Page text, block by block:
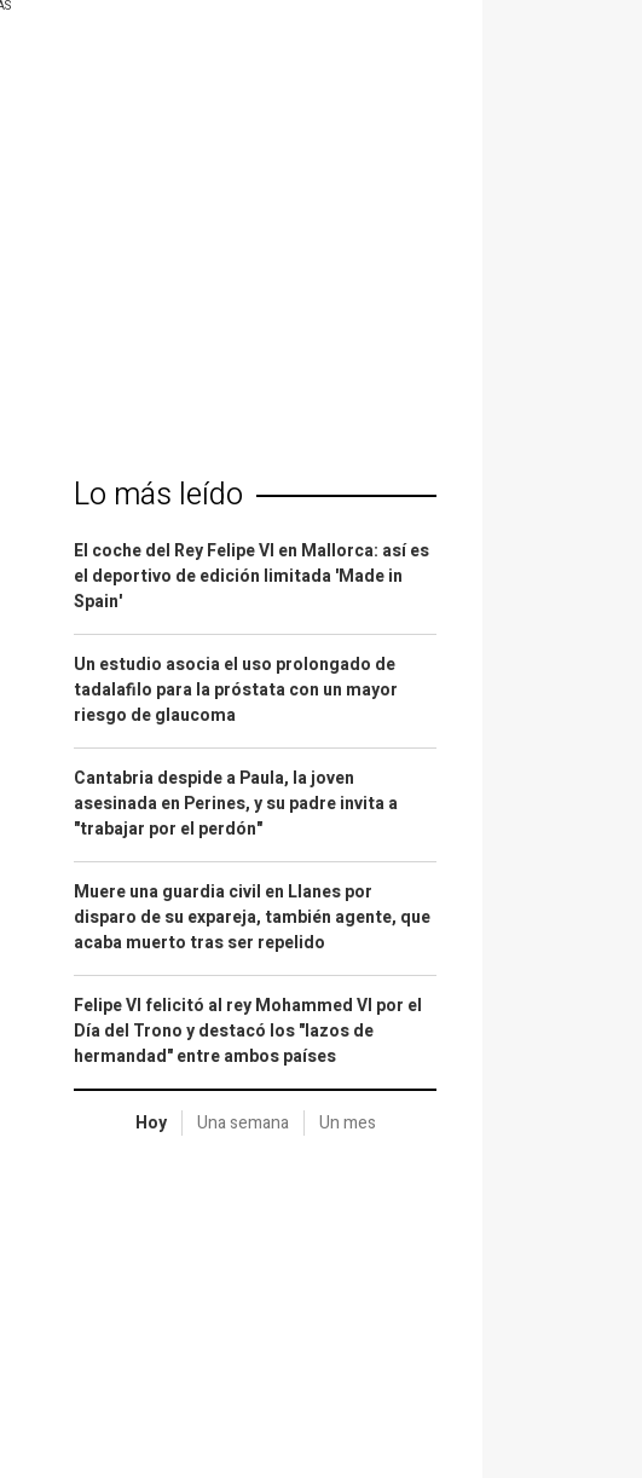
Lo más leído
El coche del Rey Felipe VI en Mallorca: así es
el deportivo de edición limitada 'Made in
Spain'
Un estudio asocia el uso prolongado de
tadalafilo para la próstata con un mayor
riesgo de glaucoma
Cantabria despide a Paula, la joven
asesinada en Perines, y su padre invita a
"trabajar por el perdón"
Muere una guardia civil en Llanes por
disparo de su expareja, también agente, que
acaba muerto tras ser repelido
Felipe VI felicitó al rey Mohammed VI por el
Día del Trono y destacó los "lazos de
hermandad" entre ambos países
Hoy Una semana Un mes